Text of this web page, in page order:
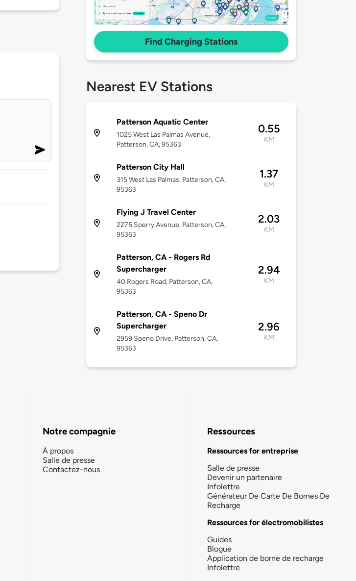
Find Charging Stations
Nearest EV Stations
Patterson Aquatic Center
1025 West Las Palmas Avenue,
Patterson, CA, 95363
0.55
KM
Patterson City Hall
315 West Las Palmas, Patterson, CA,
95363
1.37
KM
Flying J Travel Center
2275 Sperry Avenue, Patterson, CA,
95363
2.03
KM
Patterson, CA - Rogers Rd
Supercharger
40 Rogers Road, Patterson, CA,
95363
2.94
KM
Patterson, CA - Speno Dr
Supercharger
2959 Speno Drive, Patterson, CA,
95363
2.96
KM
Notre compagnie
À propos
Salle de presse
Contactez-nous
Ressources
Ressources for entreprise
Salle de presse
Devenir un partenaire
Infolettre
Générateur De Carte De Bornes De
Recharge
Ressources for électromobilistes
Guides
Blogue
Application de borne de recharge
Infolettre